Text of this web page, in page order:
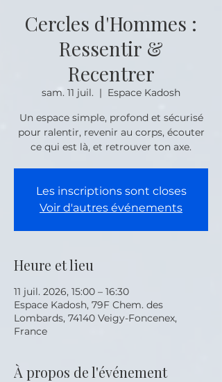
Cercles d'Hommes :
Ressentir &
Recentrer
sam. 11 juil.
  |
Espace Kadosh
Un espace simple, profond et sécurisé
pour ralentir, revenir au corps, écouter
ce qui est là, et retrouver ton axe.
Les inscriptions sont closes
Voir d'autres événements
Heure et lieu
11 juil. 2026, 15:00 – 16:30
Espace Kadosh, 79F Chem. des
Lombards, 74140 Veigy-Foncenex,
France
À propos de l'événement